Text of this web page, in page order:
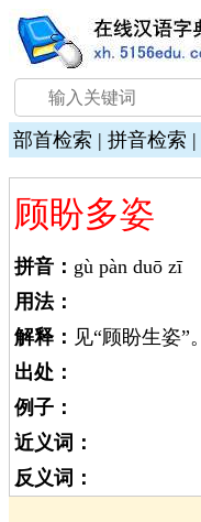
部首检索 | 拼音检索 |
顾盼多姿
拼音： gù pàn duō zī
用法：
解释： 见“顾盼生姿”。
出处：
例子：
近义词：
反义词：